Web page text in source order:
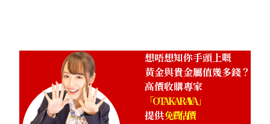
想唔想知你手頭上嘅
黃金與貴金屬值幾多錢？
高價收購專家
「OTAKARAYA」
提供免費估價